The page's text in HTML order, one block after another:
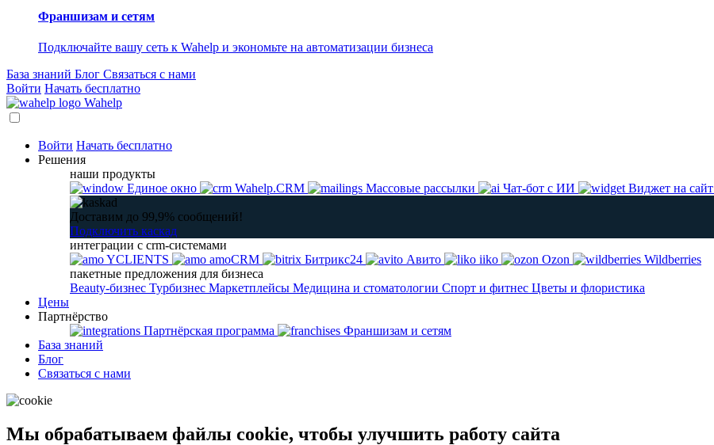
Франшизам и сетям
Подключайте вашу сеть к Wahelp и экономьте на автоматизации бизнеса
База знаний Блог Связаться с нами
Войти Начать бесплатно
Wahelp
Войти Начать бесплатно
Решения
наши продукты
Единое окно
Wahelp.CRM Массовые рассылки Чат-бот с ИИ Виджет на сайт
Доставим до 99,9% сообщений!
Подключить каскад
интеграции с crm-системами
YCLIENTS
amoCRM Битрикс24 Авито iiko Ozon
Wildberries
пакетные предложения для бизнеса
Beauty-бизнес Турбизнес Маркетплейсы Медицина и стоматологии Спорт и фитнес Цветы и флористика
Цены
Партнёрство
Партнёрская программа
Франшизам и сетям
База знаний
Блог
Связаться с нами
Мы обрабатываем файлы cookie, чтобы улучшить работу сайта